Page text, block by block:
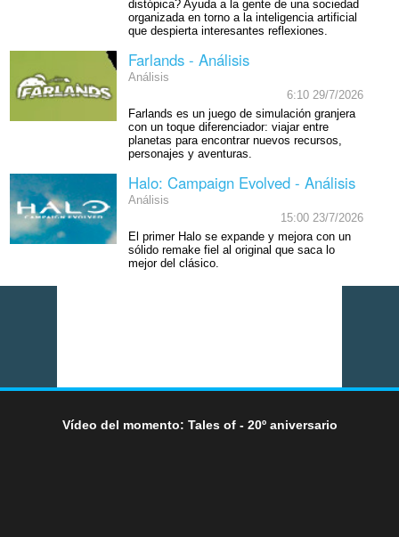
distópica? Ayuda a la gente de una sociedad
organizada en torno a la inteligencia artificial
que despierta interesantes reflexiones.
Farlands - Análisis
Análisis
6:10 29/7/2026
Farlands es un juego de simulación granjera
con un toque diferenciador: viajar entre
planetas para encontrar nuevos recursos,
personajes y aventuras.
Halo: Campaign Evolved - Análisis
Análisis
15:00 23/7/2026
El primer Halo se expande y mejora con un
sólido remake fiel al original que saca lo
mejor del clásico.
Vídeo del momento: Tales of - 20º aniversario